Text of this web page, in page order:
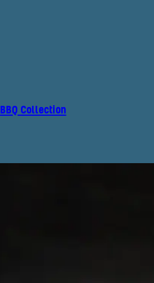
BBQ Collection